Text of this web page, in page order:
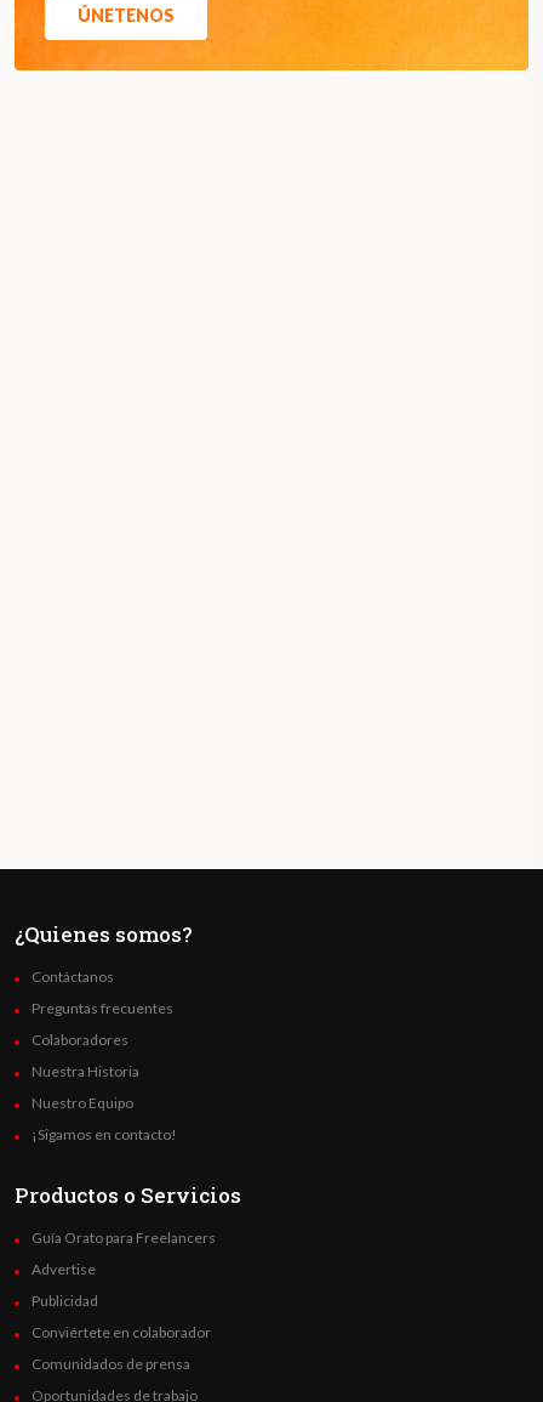
ÚNETENOS
¿Quienes somos?
Contáctanos
Preguntas frecuentes
Colaboradores
Nuestra Historia
Nuestro Equipo
¡Sigamos en contacto!
Productos o Servicios
Guía Orato para Freelancers
Advertise
Publicidad
Conviértete en colaborador
Comunidados de prensa
Oportunidades de trabajo